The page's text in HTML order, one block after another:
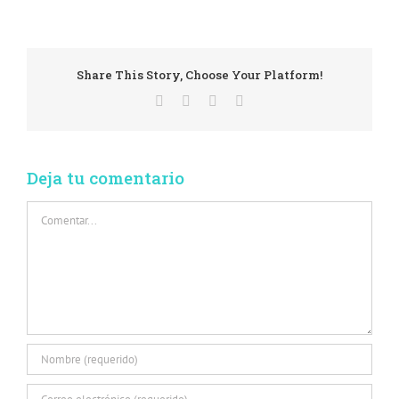
Share This Story, Choose Your Platform!
Deja tu comentario